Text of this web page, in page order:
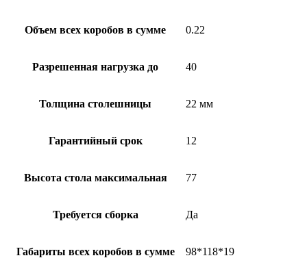
Объем всех коробов в сумме 0.22
Разрешенная нагрузка до 40
Толщина столешницы 22 мм
Гарантийный срок 12
Высота стола максимальная 77
Требуется сборка Да
Габариты всех коробов в сумме 98*118*19